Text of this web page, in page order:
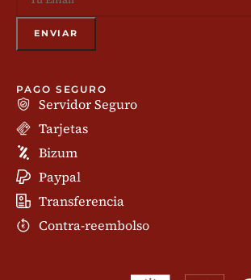
PAGO SEGURO
Servidor Seguro
Tarjetas
Bizum
Paypal
Transferencia
Contra-reembolso